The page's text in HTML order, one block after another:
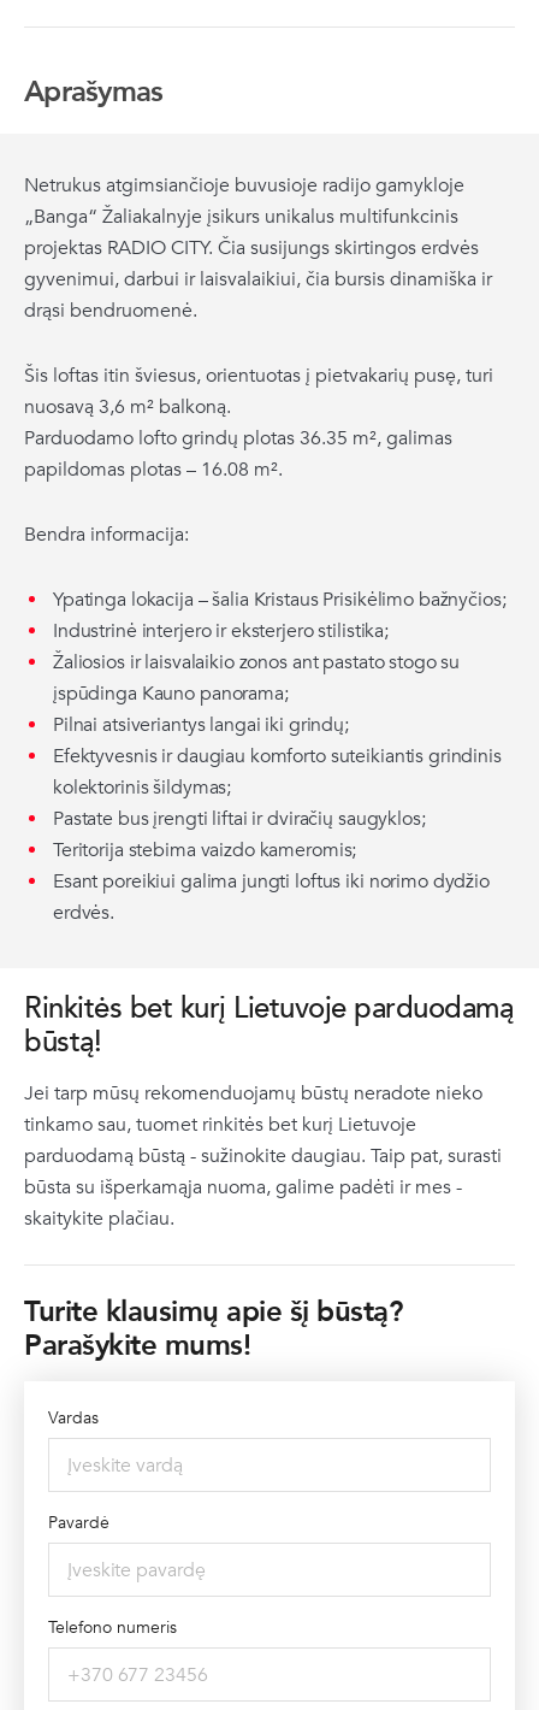
Aprašymas
Netrukus atgimsiančioje buvusioje radijo gamykloje
„Banga“ Žaliakalnyje įsikurs unikalus multifunkcinis
projektas RADIO CITY. Čia susijungs skirtingos erdvės
gyvenimui, darbui ir laisvalaikiui, čia bursis dinamiška ir
drąsi bendruomenė.
Šis loftas itin šviesus, orientuotas į pietvakarių pusę, turi
nuosavą 3,6 m² balkoną.
Parduodamo lofto grindų plotas 36.35 m², galimas
papildomas plotas – 16.08 m².
Bendra informacija:
Ypatinga lokacija – šalia Kristaus Prisikėlimo bažnyčios;
Industrinė interjero ir eksterjero stilistika;
Žaliosios ir laisvalaikio zonos ant pastato stogo su
įspūdinga Kauno panorama;
Pilnai atsiveriantys langai iki grindų;
Efektyvesnis ir daugiau komforto suteikiantis grindinis
kolektorinis šildymas;
Pastate bus įrengti liftai ir dviračių saugyklos;
Teritorija stebima vaizdo kameromis;
Esant poreikiui galima jungti loftus iki norimo dydžio
erdvės.
Rinkitės bet kurį Lietuvoje parduodamą
būstą!
Jei tarp mūsų rekomenduojamų būstų neradote nieko
tinkamo sau, tuomet rinkitės bet kurį Lietuvoje
parduodamą būstą -sužinokite daugiau. Taip pat, surasti
būsta su išperkamąja nuoma, galime padėti ir mes -
skaitykite plačiau.
Turite klausimų apie šį būstą?
Parašykite mums!
Vardas
Pavardė
Telefono numeris